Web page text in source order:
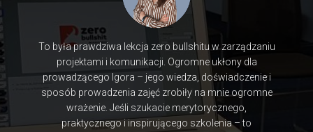
To była prawdziwa lekcja zero bullshitu w zarządzaniu
projektami i komunikacji. Ogromne ukłony dla
prowadzącego Igora – jego wiedza, doświadczenie i
sposób prowadzenia zajęć zrobiły na mnie ogromne
wrażenie. Jeśli szukacie merytorycznego,
praktycznego i inspirującego szkolenia – to